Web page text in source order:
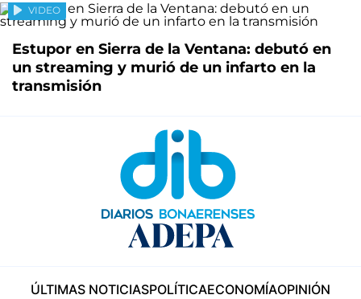
VIDEO
Estupor en Sierra de la Ventana: debutó en
un streaming y murió de un infarto en la
transmisión
ÚLTIMAS NOTICIASPOLÍTICAECONOMÍAOPINIÓN